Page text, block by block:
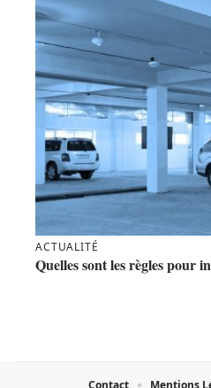
ACTUALITÉ
Quelles sont les règles pour
Contact Mentions